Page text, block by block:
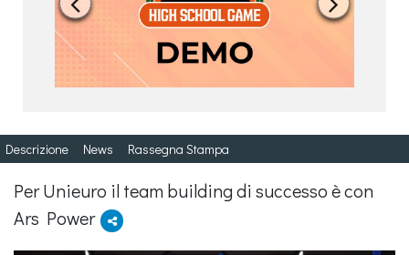
Descrizione News Rassegna Stampa
Per Unieuro il team building di successo è con
Ars Power